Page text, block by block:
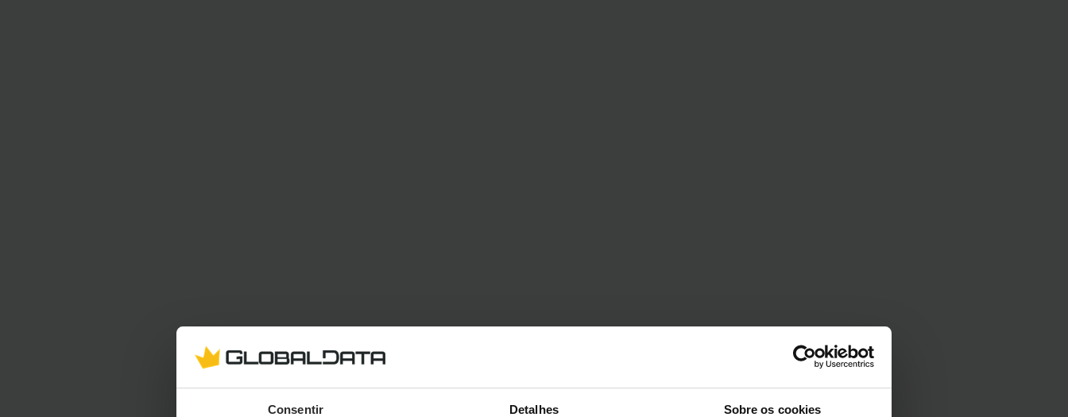
Consentir Detalhes Sobre os cookies